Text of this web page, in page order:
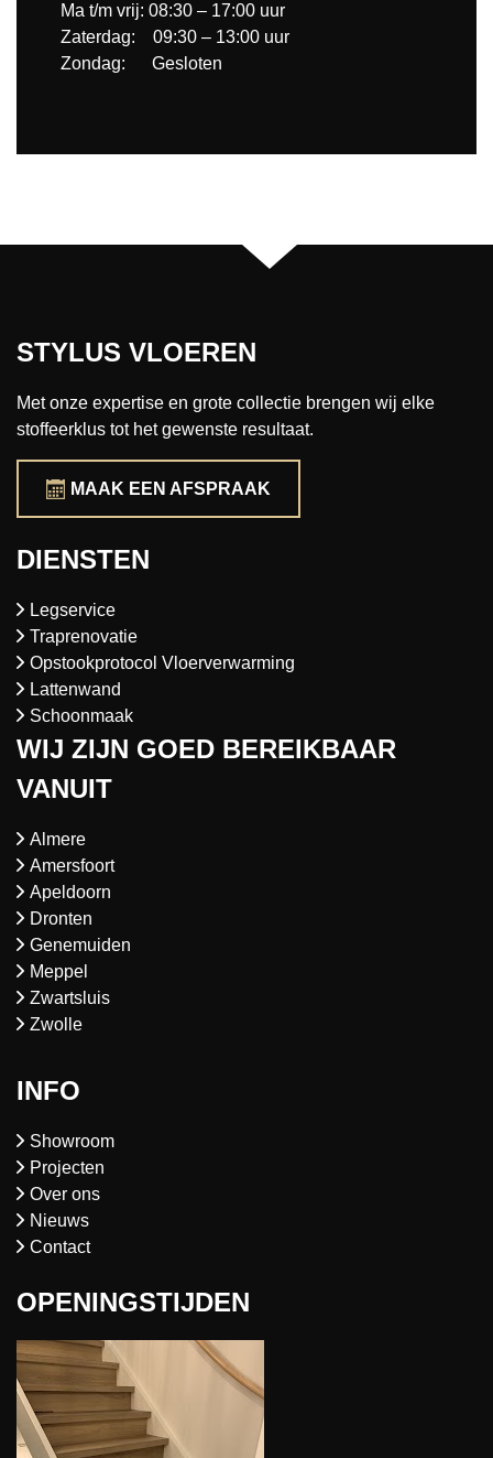
Ma t/m vrij: 08:30 – 17:00 uur
Zaterdag: 09:30 – 13:00 uur
Zondag: Gesloten
STYLUS VLOEREN
Met onze expertise en grote collectie brengen wij elke
stoffeerklus tot het gewenste resultaat.
MAAK EEN AFSPRAAK
DIENSTEN
Legservice
Traprenovatie
Opstookprotocol Vloerverwarming
Lattenwand
Schoonmaak
WIJ ZIJN GOED BEREIKBAAR
VANUIT
Almere
Amersfoort
Apeldoorn
Dronten
Genemuiden
Meppel
Zwartsluis
Zwolle
INFO
Showroom
Projecten
Over ons
Nieuws
Contact
OPENINGSTIJDEN